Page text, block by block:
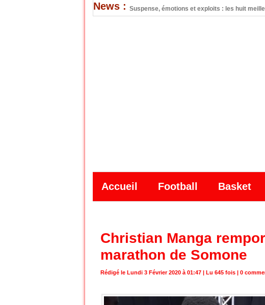
News : Suspense, émotions et exploits : les huit
Accueil Football Basket
Christian Manga
marathon de Somone
Rédigé le Lundi 3 Février 2020 à 01:47 | Lu 645 fois | 0